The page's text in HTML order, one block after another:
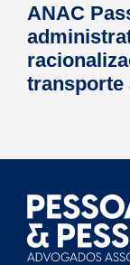
ANAC
transporte